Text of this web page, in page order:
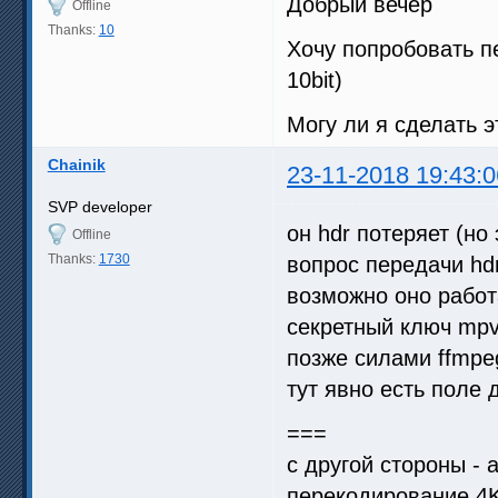
Offline
Thanks: 10
Хочу попробовать
10bit)
Могу ли я сделать
Chainik 23-11-2018
SVP developer
Offline
Thanks: 1730
он hdr потеряет (но
вопрос передачи
возможно оно
секретный ключ
позже силами
тут явно есть
===
с другой стороны -